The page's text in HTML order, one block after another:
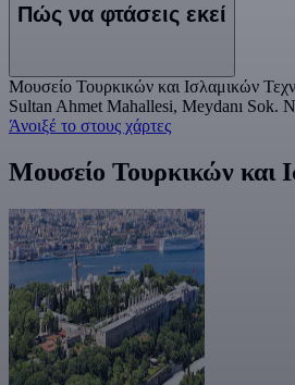
Πώς να φτάσεις εκεί
Μουσείο Τουρκικών και Ισλαμικών
Sultan Ahmet Mahallesi, Meydanı Sok.
Άνοιξέ το στους χάρτες
Μουσείο Τουρκικών και